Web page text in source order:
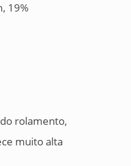
19%
rolamento,
muito alta